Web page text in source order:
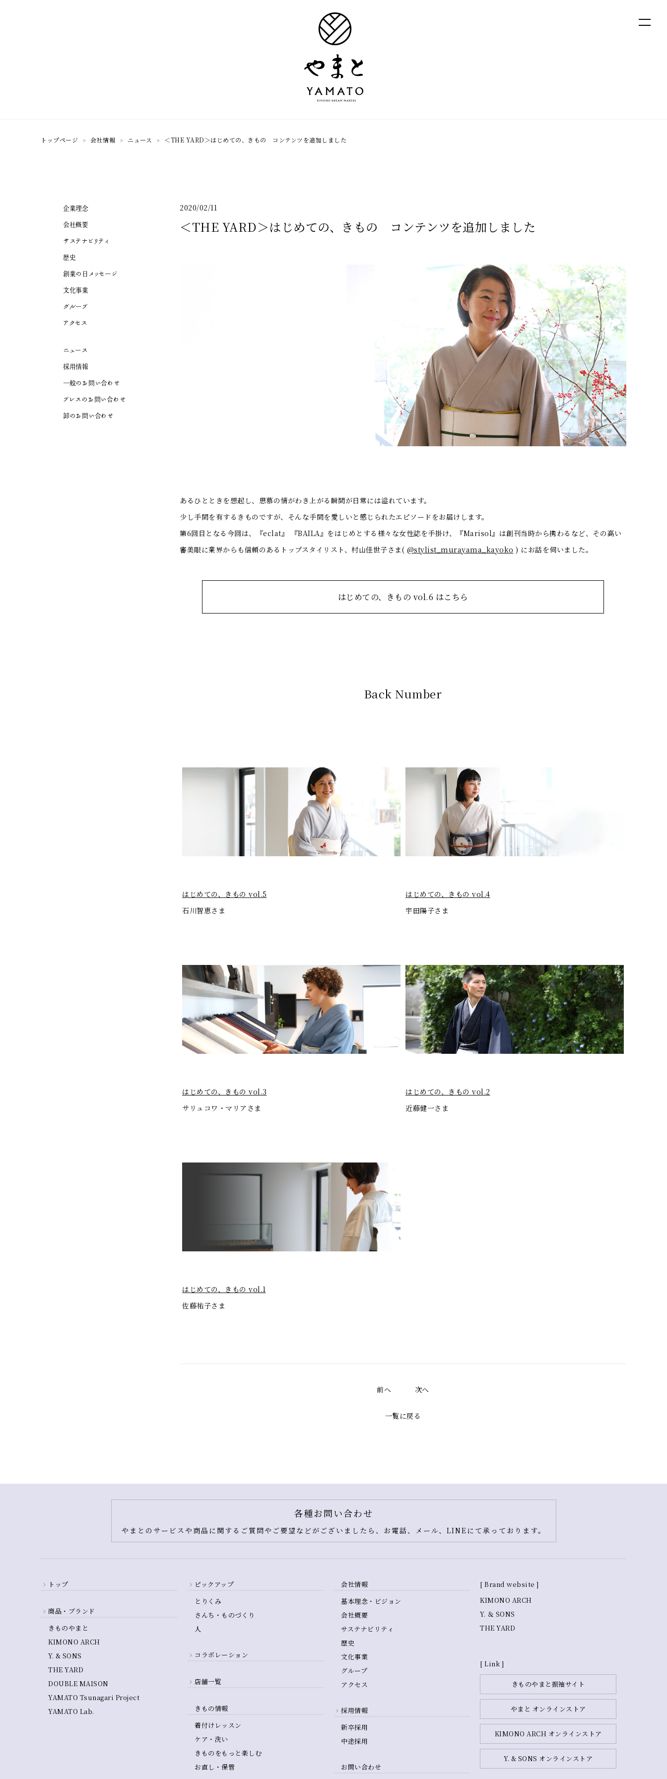
トップページ 会社情報 ニュース ＜THE YARD＞はじめての、きもの コンテンツを追加しました
企業理念
会社概要
サステナビリティ
歴史
創業の日メッセージ
文化事業
グループ
アクセス
ニュース
採用情報
一般のお問い合わせ
プレスのお問い合わせ
卸のお問い合わせ
2020/02/11
＜THE YARD＞はじめての、きもの コンテンツを追加しました
あるひとときを想起し、思慕の情がわき上がる瞬間が日常には溢れています。
少し手間を有するきものですが、そんな手間を愛しいと感じられたエピソードをお届けします。
第6回目となる今回は、『eclat』 『BAILA』をはじめとする様々な女性誌を手掛け、『Marisol』は創刊当時から携わるなど、その高い
審美眼に業界からも信頼のあるトップスタイリスト、村山佳世子さま( @stylist_murayama_kayoko ) にお話を伺いました。
はじめての、きもの vol.6 はこちら
Back Number
はじめての、きもの vol.5
石川智恵さま
はじめての、きもの vol.4
宇田陽子さま
はじめての、きもの vol.3
サリュコワ・マリアさま
はじめての、きもの vol.2
近藤健一さま
はじめての、きもの vol.1
佐藤祐子さま
前へ 次へ
一覧に戻る
各種お問い合わせ
やまとのサービスや商品に関するご質問やご要望などがございましたら、お電話、メール、LINEにて承っております。
トップ
商品・ブランド
きものやまと
KIMONO ARCH
Y. & SONS
THE YARD
DOUBLE MAISON
YAMATO Tsunagari Project
YAMATO Lab.
ピックアップ
とりくみ
さんち・ものづくり
人
コラボレーション
店舗一覧
きもの情報
着付けレッスン
ケア・洗い
きものをもっと楽しむ
お直し・保管
会社情報
基本理念・ビジョン
会社概要
サステナビリティ
歴史
文化事業
グループ
アクセス
採用情報
新卒採用
中途採用
お問い合わせ
[ Brand website ]
KIMONO ARCH
Y. ＆ SONS
THE YARD
[ Link ]
きものやまと振袖サイト
やまと オンラインストア
KIMONO ARCH オンラインストア
Y. & SONS オンラインストア